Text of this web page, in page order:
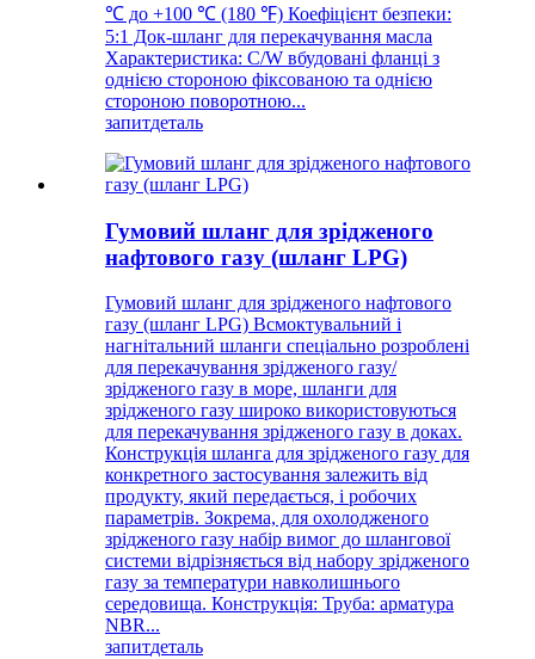
℃ до +100 ℃ (180 ℉) Коефіцієнт безпеки:
5:1 Док-шланг для перекачування масла
Характеристика: C/W вбудовані фланці з
однією стороною фіксованою та однією
стороною поворотною...
запитдеталь
Гумовий шланг для зрідженого
нафтового газу (шланг LPG)
Гумовий шланг для зрідженого нафтового
газу (шланг LPG) Всмоктувальний і
нагнітальний шланги спеціально розроблені
для перекачування зрідженого газу/
зрідженого газу в море, шланги для
зрідженого газу широко використовуються
для перекачування зрідженого газу в доках.
Конструкція шланга для зрідженого газу для
конкретного застосування залежить від
продукту, який передається, і робочих
параметрів. Зокрема, для охолодженого
зрідженого газу набір вимог до шлангової
системи відрізняється від набору зрідженого
газу за температури навколишнього
середовища. Конструкція: Труба: арматура
NBR...
запитдеталь